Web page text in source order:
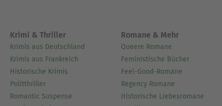
Krimi & Thriller
Krimis aus Deutschland
Krimis aus Frankreich
Historische Krimis
Politthriller
Romantic Suspense
Romane & Mehr
Queere Romane
Feministische Bücher
Feel-Good-Romane
Regency Romane
Historische Liebesromane